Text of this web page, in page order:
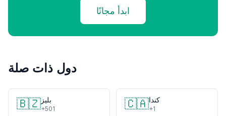
ابدأ مجانًا
دول ذات صلة
🇧🇿 بليز
+501 🇨🇦كندا
+1